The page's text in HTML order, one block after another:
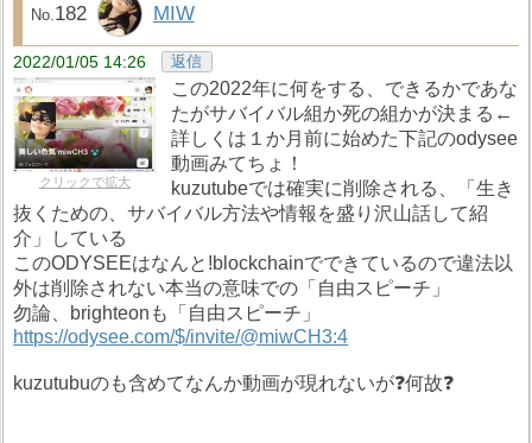
182 MIW
2022/01/05 14:26 返信
クリックで拡大
この2022年に何をする、できるかであな
たがサバイバル組か死の組かが決まる←
詳しくは１か月前に始めた下記のodysee
動画みてちょ！
kuzutubeでは確実に削除される、「生き
抜くための、サバイバル方法や情報を盛り沢山話して紹
介」している
このODYSEEはなんと!blockchainでできているので違法以
外は削除されない本当の意味での「自由スピーチ」
勿論、brighteonも「自由スピーチ」
https://odysee.com/$/invite/@miwCH3:4
kuzutubuのも含めてなんか動画が現れないが❓何故❓